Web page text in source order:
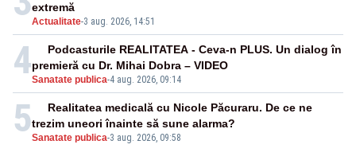
Actualitate-3 aug. 2026, 14:51
extremă
4Sanatate publica-4 aug. 2026, 09:14
Podcasturile REALITATEA - Ceva-n PLUS. Un dialog în
premieră cu Dr. Mihai Dobra – VIDEO
5Sanatate publica-3 aug. 2026, 09:58
Realitatea medicală cu Nicole Păcuraru. De ce ne
trezim uneori înainte să sune alarma?